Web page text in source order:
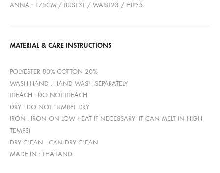
ANNA : 175CM / BUST31 / WAIST23 / HIP35.
MATERIAL & CARE INSTRUCTIONS
POLYESTER 80% COTTON 20%
WASH HAND : HAND WASH SEPARATELY
BLEACH : DO NOT BLEACH
DRY : DO NOT TUMBEL DRY
IRON : IRON ON LOW HEAT IF NECESSARY (IT CAN MELT IN HIGH
TEMPS)
DRY CLEAN : CAN DRY CLEAN
MADE IN : THAILAND